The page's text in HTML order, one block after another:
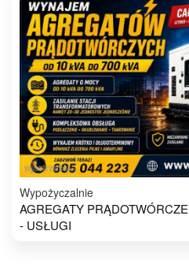
Wypożyczalnie
AGREGATY
- USŁUGI